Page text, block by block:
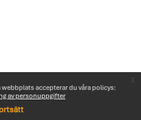
accepterar du våra policys:
av personuppgifter